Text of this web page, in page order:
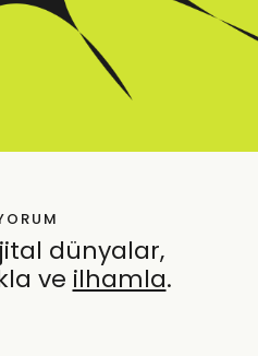
dünyalar,
veözen.